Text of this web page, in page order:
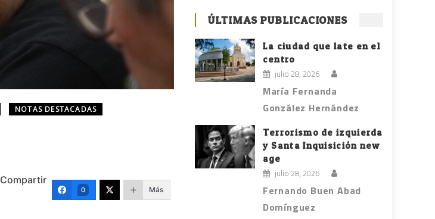
NOTAS DESTACADAS
Compartir
0 Más
ÚLTIMAS PUBLICACIONES
La ciudad que late en el
centro
julio 28, 2026
María Fernanda
González Hernández
Terrorismo de izquierda
y Santa Inquisición new
age
julio 28, 2026
Fernando Buen Abad
Domínguez